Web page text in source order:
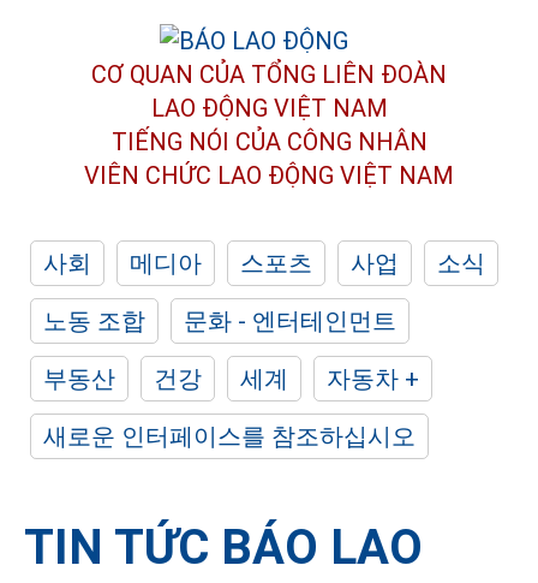
CƠ QUAN CỦA TỔNG LIÊN ĐOÀN
LAO ĐỘNG VIỆT NAM
TIẾNG NÓI CỦA CÔNG NHÂN
VIÊN CHỨC LAO ĐỘNG VIỆT NAM
사회 메디아 스포츠 사업
소식
노동 조합
문화 - 엔터테인먼트
부동산
건강 세계
자동차 +
새로운 인터페이스를 참조하십시오
TIN TỨC BÁO LAO